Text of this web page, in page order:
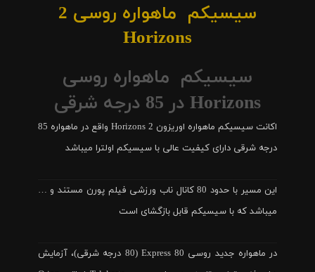
سیسیکم ماهواره روسی 2
Horizons
سیسیکم ماهواره روسی
Horizons در 85 درجه شرقی
اکانت سیسیکم ماهواره اوریزون Horizons 2 واقع در ماهواره 85
درجه شرقی دارای کیفیت عالی با سیسیکم اولترا میباشد
این مسیر با حدود 80 کانال ناب ورزشی فیلم پورن مستند و …
میباشد که با سیسیکم قابل بازگشای است
در ماهواره جدید روسی Express 80 (80 درجه شرقی)، آزمایش